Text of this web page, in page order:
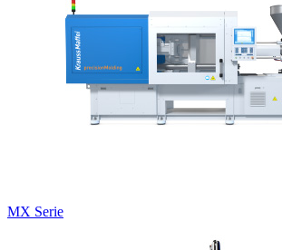
MX Serie